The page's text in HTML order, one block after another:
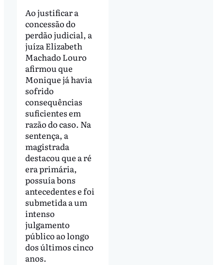
Ao justificar a
concessão do
perdão judicial, a
juíza Elizabeth
Machado Louro
afirmou que
Monique já havia
sofrido
consequências
suficientes em
razão do caso. Na
sentença, a
magistrada
destacou que a ré
era primária,
possuía bons
antecedentes e foi
submetida a um
intenso
julgamento
público ao longo
dos últimos cinco
anos.